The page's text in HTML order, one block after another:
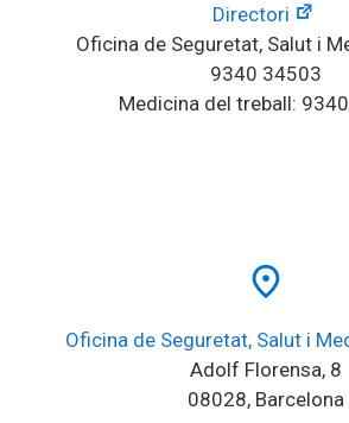
Directori
Oficina de Seguretat, Salut i
9340 34503
Medicina del treball:
place
Oficina de Seguretat, Salut i
Adolf Florensa, 8
08028, Barcelona